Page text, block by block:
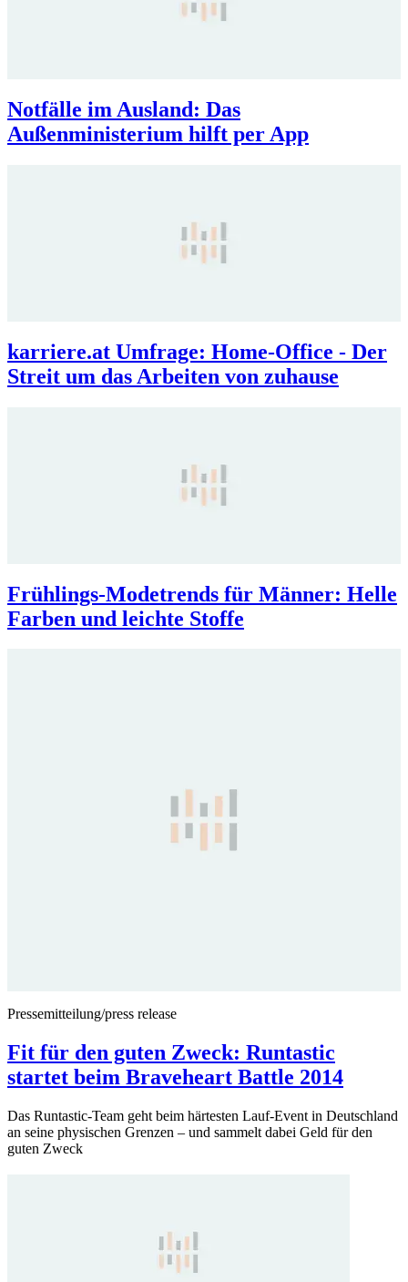
Notfälle im Ausland: Das
Außenministerium hilft per App
karriere.at Umfrage: Home-Office - Der
Streit um das Arbeiten von zuhause
Frühlings-Modetrends für Männer: Helle
Farben und leichte Stoffe
Pressemitteilung/press release
Fit für den guten Zweck: Runtastic
startet beim Braveheart Battle 2014
Das Runtastic-Team geht beim härtesten Lauf-Event in Deutschland
an seine physischen Grenzen – und sammelt dabei Geld für den
guten Zweck